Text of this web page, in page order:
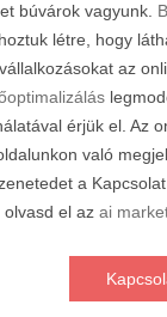
búvárok vagyunk.
létre, hogy
vállalkozásokat az
érjük el. Az
való
a
olvasd el az ai